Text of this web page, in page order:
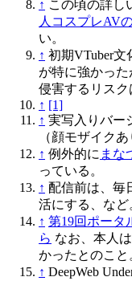
↑ この頃の詳し
人コスプレAV
い。
↑ 初期VTuber文
が特に強かっ
侵害するリスク
↑ [1]
↑ 実写入りバー
（顔モザイクあ
↑ 例外的に まな
っている。
↑ 配信前は、毎
活にする、など
↑ 第19回ポータ
ら なお、本人
かったとのこと
↑ DeepWeb